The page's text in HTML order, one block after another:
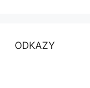
ODKAZY